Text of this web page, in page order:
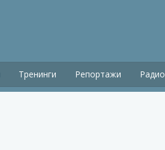
Тренинги Репортажи Радио